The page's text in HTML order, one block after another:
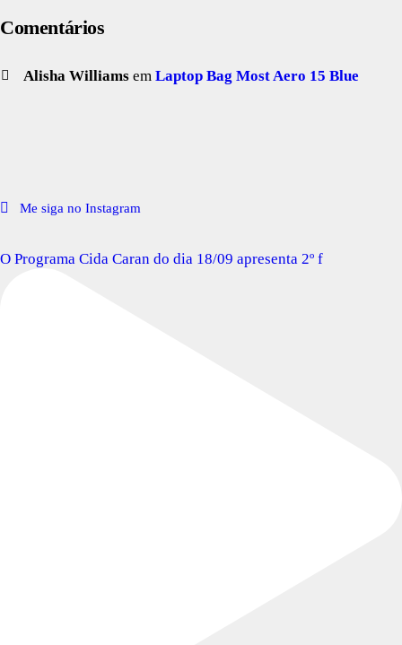
Comentários
Alisha Williams emLaptop Bag Most Aero 15 Blue
Me siga no Instagram
O Programa Cida Caran do dia 18/09 apresenta 2º f